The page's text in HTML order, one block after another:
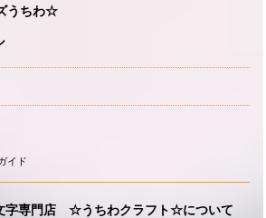
うちわ☆
イド
字専門店 ☆うちわクラフト☆について